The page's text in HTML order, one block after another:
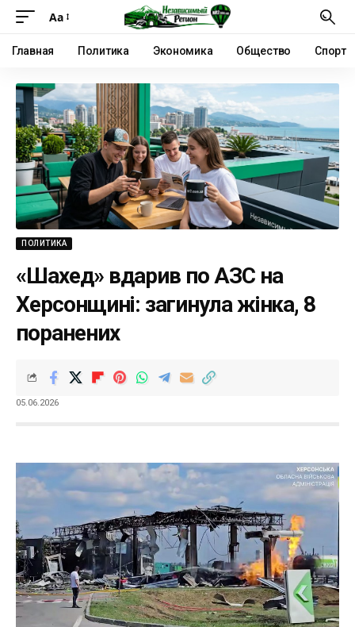
Аа
Главная Политика Экономика Общество Спорт
ПОЛИТИКА
«Шахед» вдарив по АЗС на
Херсонщині: загинула жінка, 8
поранених
05.06.2026